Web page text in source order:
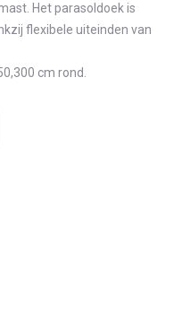
Het parasoldoek is
flexibele uiteinden van
cm rond.